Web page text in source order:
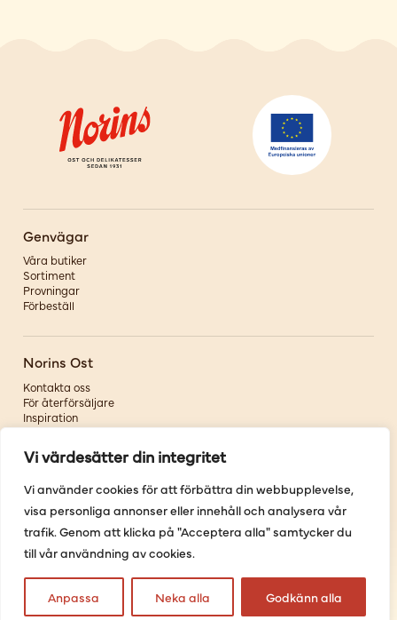
Vi värdesätter din integritet
Vi använder cookies för att förbättra din webbupplevelse,
visa personliga annonser eller innehåll och analysera vår
trafik. Genom att klicka på "Acceptera alla" samtycker du
till vår användning av cookies.
Anpassa Neka alla Godkänn alla
Genvägar
Våra butiker
Sortiment
Provningar
Förbeställ
Norins Ost
Kontakta oss
För återförsäljare
Inspiration
Om oss
Följ oss
Facebook
Instagram
Youtube